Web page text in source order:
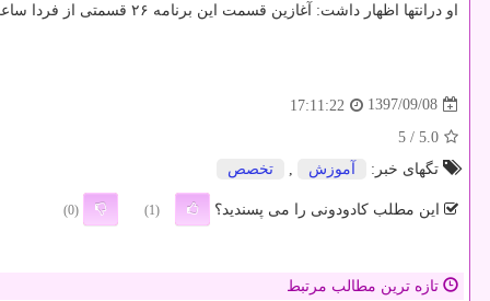
او درانتها اظهار داشت: آغازین قسمت این برنامه ۲۶ قسمتی از فردا ساعت ۱۵ به مدت ۱۰۰ دقیقه به روی آنتن می رود و تكرار آن بامدادان شنبه و روز یكشنبه ساعت ۱۴: ۳۰ از شبكه
1397/09/08
17:11:22
5.0
/ 5
تگهای خبر:
آموزش , تخصص
این مطلب کادودونی را می پسندید؟ (1)
(0)
تازه ترین مطالب مرتبط